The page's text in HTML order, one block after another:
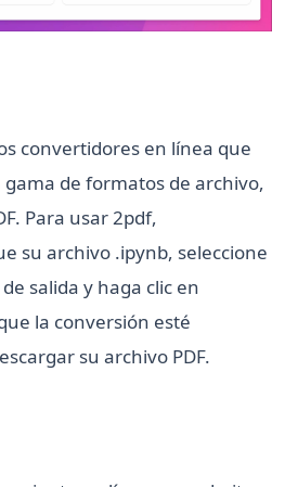
convertidores en línea que
de formatos de archivo,
Para usar 2pdf,
su archivo .ipynb, seleccione
salida y haga clic en
la conversión esté
su archivo PDF.